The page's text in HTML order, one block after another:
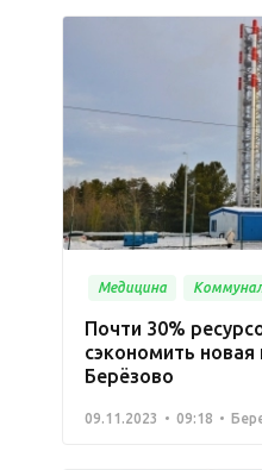
Медицина
Почти 30%
сэкономить новая
Берёзово
09.11.2023 09:18